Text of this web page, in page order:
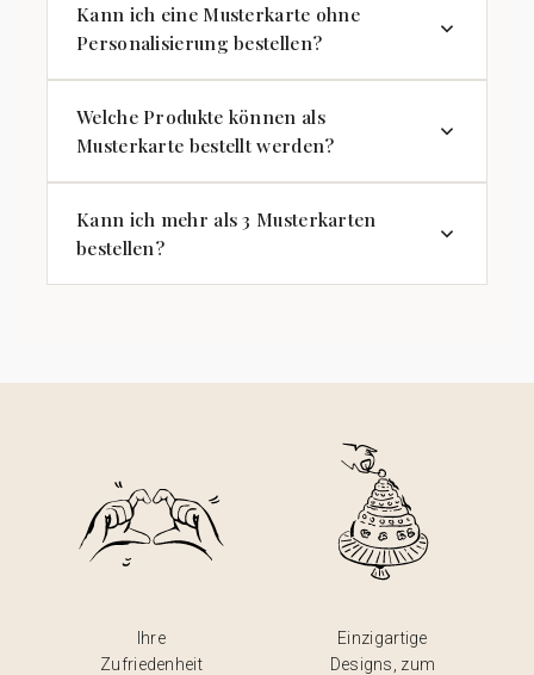
Kann ich eine Musterkarte ohne
Personalisierung bestellen?
Welche Produkte können als
Musterkarte bestellt werden?
Kann ich mehr als 3 Musterkarten
bestellen?
Ihre
Zufriedenheit
Einzigartige
Designs, zum